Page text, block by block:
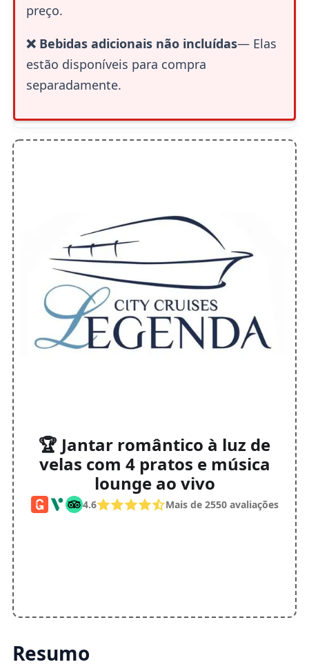
preço.
❌ Bebidas adicionais não incluídas— Elas
estão disponíveis para compra
separadamente.
🏆 Jantar romântico à luz de
velas com 4 pratos e música
lounge ao vivo
4.6 Mais de 2550 avaliações
Resumo